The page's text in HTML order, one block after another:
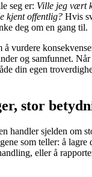
seg er: Ville jeg vært
kjent offentlig? Hvis
deg om en gang til.
vurdere
og samfunnet. Når
din egen
stor
handler sjelden om
som teller: å
eller å